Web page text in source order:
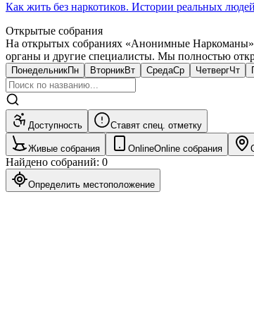
Как жить без наркотиков. Истории реальных
Открытые собрания
На открытых собраниях «Анонимные Наркоманы»
органы и другие специалисты. Мы полностью
ПонедельникПн ВторникВт СредаСр ЧетвергЧт
Доступность Ставят спец. отметку
Живые собрания OnlineOnline собрания
Найдено собраний: 0
Определить местоположение